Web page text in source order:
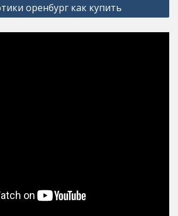
оренбург как купить